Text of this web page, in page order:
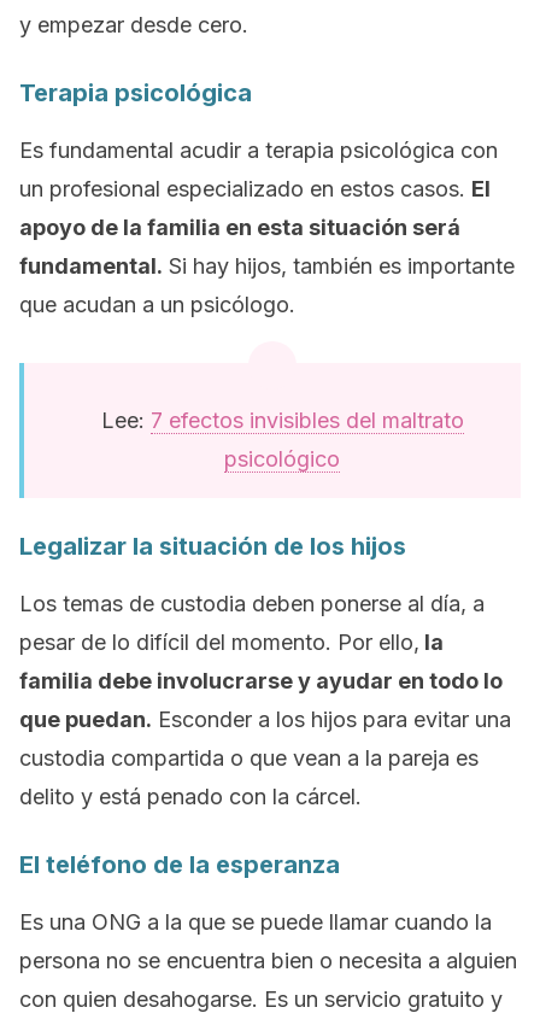
y empezar desde cero.
Terapia psicológica
Es fundamental acudir a terapia psicológica con
un profesional especializado en estos casos. El
apoyo de la familia en esta situación será
fundamental. Si hay hijos, también es importante
que acudan a un psicólogo.
Lee: 7 efectos invisibles del maltrato
psicológico
Legalizar la situación de los hijos
Los temas de custodia deben ponerse al día, a
pesar de lo difícil del momento. Por ello, la
familia debe involucrarse y ayudar en todo lo
que puedan. Esconder a los hijos para evitar una
custodia compartida o que vean a la pareja es
delito y está penado con la cárcel.
El teléfono de la esperanza
Es una ONG a la que se puede llamar cuando la
persona no se encuentra bien o necesita a alguien
con quien desahogarse. Es un servicio gratuito y